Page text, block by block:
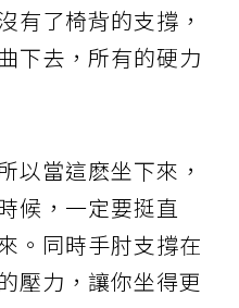
有了椅背的支撐，
下去，所有的硬力
以當這麽坐下來，
候，一定要挺直
。同時手肘支撐在
壓力，讓你坐得更